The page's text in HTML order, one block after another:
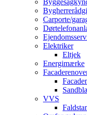
Carporte/
Elektriker
Eltjek
Energimærke
VVS